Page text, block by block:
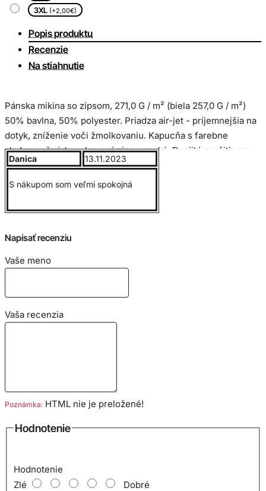
3XL (+2,00€)
Popis produktu
Recenzie
Na stiahnutie
Pánska mikina so zipsom, 271,0 G / m² (biela 257,0 G / m²)
50% bavlna, 50% polyester. Priadza air-jet - príjemnejšia na
dotyk, zníženie voči žmolkovaniu. Kapucňa s farebne
zladenou šnúrkou, kovový zips, vrecká, Dvojité prešitie na
páse a na rukávoch.
vybrať menšiu veľkosť.
Danica 13.11.2023
S nákupom som veľmi spokojná
Napísať recenziu
Vaše meno
Vaša recenzia
Poznámka: HTML nie je preložené!
Hodnotenie
Hodnotenie
Zlé
Dobré